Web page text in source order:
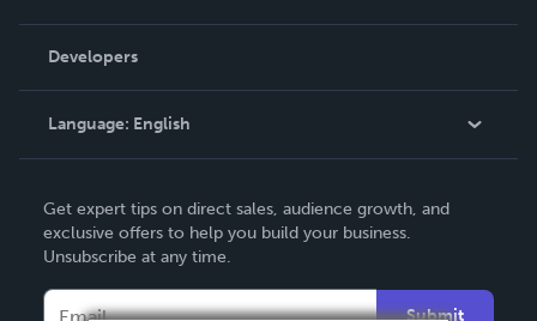
Podcast
Order Lookup
Knowledge Base
Contact Support
Developers
Language: English
Deutsch
Français
Get expert tips on direct sales, audience growth, and
exclusive offers to help you build your business.
Unsubscribe at any time.
Submit